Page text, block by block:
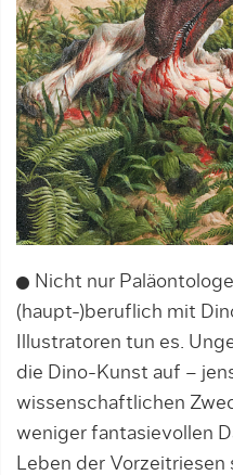
Nicht nur
(haupt-)beruflich mit
Illustratoren tun es.
die Dino-Kunst auf –
wissenschaftlichen
weniger fantasievollen
Leben der Vorzeitriesen